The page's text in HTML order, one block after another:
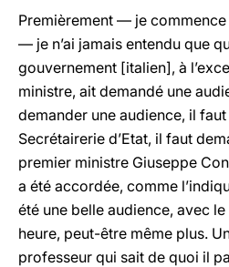
Premièrement — je
— je n’ai jamais entendu que
gouvernement [italien], à
ministre, ait demandé une
demander une audience, il faut
Secrétairerie d’Etat, il faut
premier ministre Giuseppe
a été accordée, comme
été une belle audience, avec
heure, peut-être même plus.
professeur qui sait de quoi il